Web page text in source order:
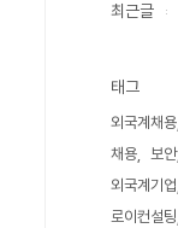
최근글
태그
외국계채용
채용
보안
외국계기업
로이컨설팅